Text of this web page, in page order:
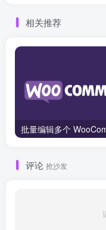
相关推荐
评论 抢沙发